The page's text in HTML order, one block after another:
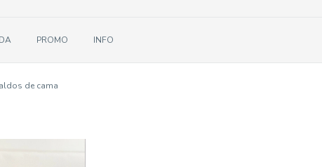
PROMO INFO
de cama